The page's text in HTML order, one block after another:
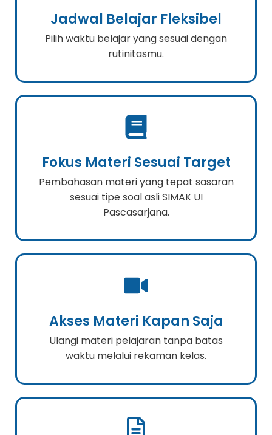
Jadwal Belajar Fleksibel
Pilih waktu belajar yang sesuai dengan
rutinitasmu.
Fokus Materi Sesuai Target
Pembahasan materi yang tepat sasaran
sesuai tipe soal asli SIMAK UI
Pascasarjana.
Akses Materi Kapan Saja
Ulangi materi pelajaran tanpa batas
waktu melalui rekaman kelas.